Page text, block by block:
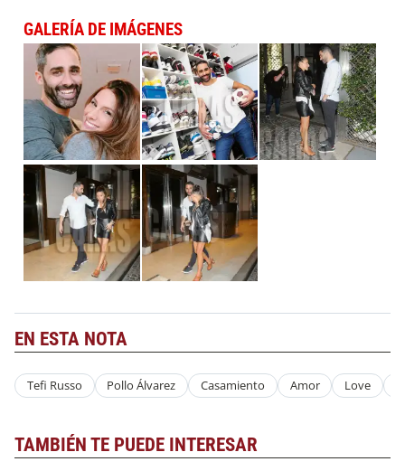
GALERÍA DE IMÁGENES
EN ESTA NOTA
Tefi Russo Pollo Álvarez Casamiento Amor Love
TAMBIÉN TE PUEDE INTERESAR